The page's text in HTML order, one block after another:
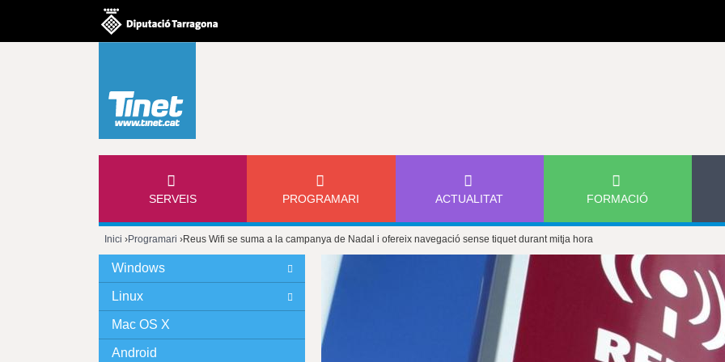
E
N
SERVEIS PROGRAMARI ACTUALITAT FORMACIÓ
Esteu
aquí
Inici ›Programari ›Reus Wifi se suma a la campanya de Nadal i ofereix navegació sense tiquet durant mitja hora
Windows
Linux
Mac OS X
Android